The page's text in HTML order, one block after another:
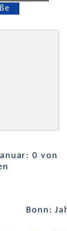
0 von
Bonn: